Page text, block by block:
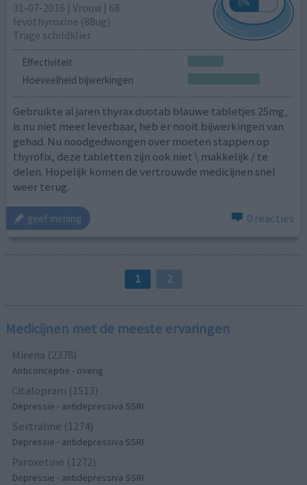
31-07-2016 | Vrouw | 68
levothyroxine (88ug)
Trage schildklier
Effectiviteit
Hoeveelheid bijwerkingen
Gebruikte al jaren thyrax duotab blauwe tabletjes 25mg,
is nu niet meer leverbaar, heb er nooit bijwerkingen van
gehad. Nu noodgedwongen over moeten stappen op
thyrofix, deze tabletten zijn ook niet \ makkelijk / te
delen. Hopelijk komen de vertrouwde medicijnen snel
weer terug.
geef mening 0 reacties
1 2
Medicijnen met de meeste ervaringen
Mirena (2378)
Anticonceptie - overig
Citalopram (1513)
Depressie - antidepressiva SSRI
Sertraline (1274)
Depressie - antidepressiva SSRI
Paroxetine (1272)
Depressie - antidepressiva SSRI